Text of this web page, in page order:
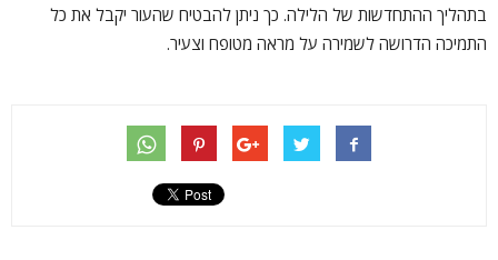
בתהליך ההתחדשות של הלילה. כך ניתן להבטיח שהעור יקבל את כל
התמיכה הדרושה לשמירה על מראה מטופח וצעיר.